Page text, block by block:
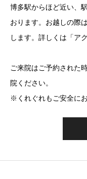
博多駅からほど近い、
おります。お越しの際
します。詳しくは「ア
ご来院はご予約された
院ください。
※くれぐれもご安全に